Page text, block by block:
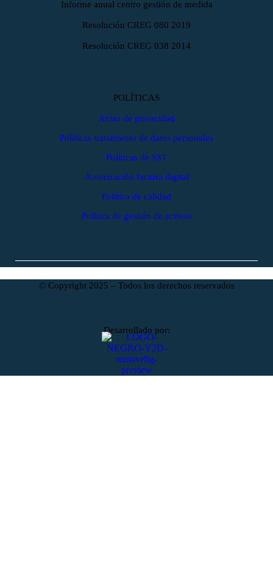
Informe anual centro gestión de medida
Resolución CREG 080 2019
Resolución CREG 038 2014
POLÍTICAS
Aviso de privacidad
Políticas tratamiento de datos personales
Políticas de SST
Autorización factura digital
Política de calidad
Política de gestión de activos
© Copyright 2025 – Todos los derechos reservados
Desarrollado por: